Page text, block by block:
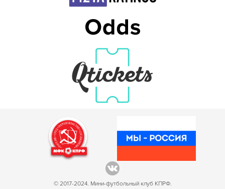
© 2017-2024. Мини-футбольный клуб КПРФ.